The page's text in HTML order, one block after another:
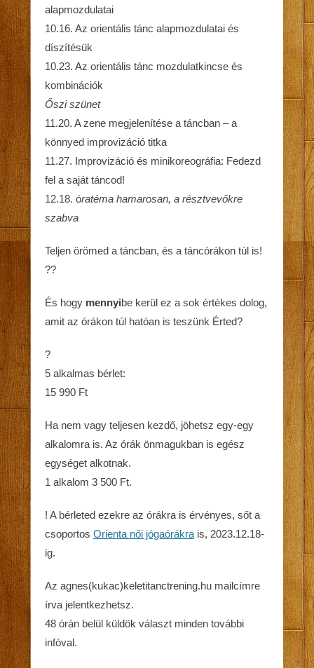
alapmozdulatai
10.16. Az orientális tánc alapmozdulatai és
díszítésük
10.23. Az orientális tánc mozdulatkincse és
kombinációk
Őszi szünet
11.20. A zene megjelenítése a táncban – a
könnyed improvizáció titka
11.27. Improvizáció és minikoreográfia: Fedezd
fel a saját táncod!
12.18. óratéma hamarosan, a résztvevőkre
szabva
Teljen örömed a táncban, és a táncórákon túl is!
??
És hogy mennyibe kerül ez a sok értékes dolog,
amit az órákon túl hatóan is teszünk Érted?
?
5 alkalmas bérlet:
15 990 Ft
Ha nem vagy teljesen kezdő, jöhetsz egy-egy
alkalomra is. Az órák önmagukban is egész
egységet alkotnak.
1 alkalom 3 500 Ft.
! A bérleted ezekre az órákra is érvényes, sőt a
csoportos Orienta női jógaórákra is, 2023.12.18-
ig.
Az agnes(kukac)keletitanctrening.hu mailcímre
írva jelentkezhetsz.
48 órán belül küldök választ minden további
infóval.